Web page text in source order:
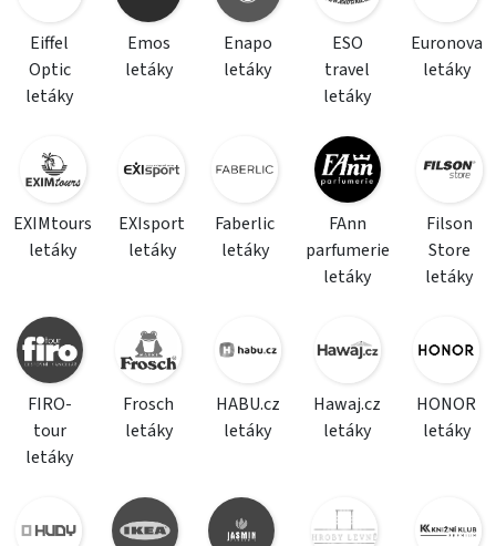
Eiffel
Optic
letáky
Emos
letáky
Enapo
letáky
ESO
travel
letáky
Euronova
letáky
EXIMtours
letáky
EXIsport
letáky
Faberlic
letáky
FAnn
parfumerie
letáky
Filson
Store
letáky
FIRO-
tour
letáky
Frosch
letáky
HABU.cz
letáky
Hawaj.cz
letáky
HONOR
letáky